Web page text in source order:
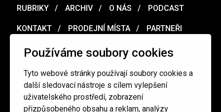
Používáme soubory cookies
Tyto webové stránky používají soubory cookies a
další sledovací nástroje s cílem vylepšení
uživatelského prostředí, zobrazení
přizpůsobeného obsahu a reklam, analýzy
RUBRIKY ARCHIV O NÁS PODCAST
KONTAKT PRODEJNÍ MÍSTA PARTNEŘI
MERCH VOUCHER
Ochrana osobních údajů / Obchodní podmínky